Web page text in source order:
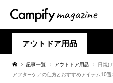
アウトドア用品
記事一覧 アウトドア用品
日焼
アフターケアの仕方とおすすめアイテム10選